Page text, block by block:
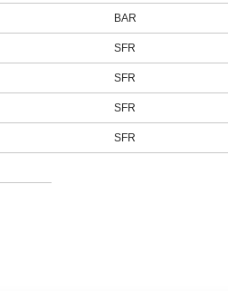
BAR
SFR
SFR
SFR
SFR